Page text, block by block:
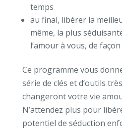
temps
au final, libérer la
même, la plus
l’amour à vous, de
Ce programme vous
série de clés et d’outils
changeront votre vie
N’attendez plus pour
potentiel de séduction